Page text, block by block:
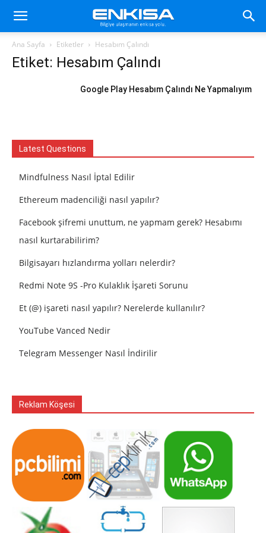
Ana Sayfa Etiketler Hesabım Çalındı
Etiket: Hesabım Çalındı
Google Play Hesabım Çalındı Ne Yapmalıyım
Latest Questions
Mindfulness Nasıl İptal Edilir
Ethereum madenciliği nasıl yapılır?
Facebook şifremi unuttum, ne yapmam gerek? Hesabımı
nasıl kurtarabilirim?
Bilgisayarı hızlandırma yolları nelerdir?
Redmi Note 9S -Pro Kulaklık İşareti Sorunu
Et (@) işareti nasıl yapılır? Nerelerde kullanılır?
YouTube Vanced Nedir
Telegram Messenger Nasıl İndirilir
Reklam Köşesi